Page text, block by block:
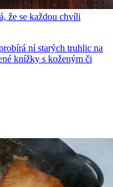
že se každou chvíli
ní starých truhlic na
knížky s koženým či